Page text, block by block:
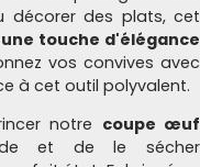
décorer des plats, cet
touche d'élégance
vos convives avec
à cet outil polyvalent.
notre coupe œuf
et de le sécher